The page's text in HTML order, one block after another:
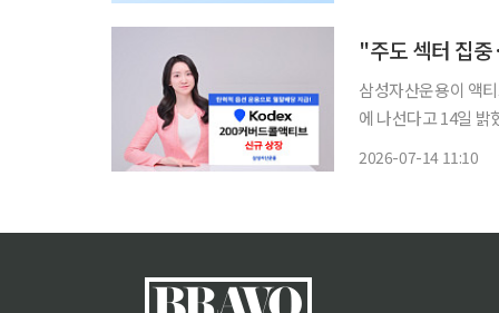
삼성자산운용이 액
에 나선다고 14일 밝
2026-07-14 11:10